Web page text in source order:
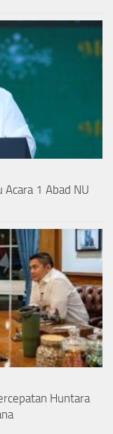
1 Abad NU
Huntara